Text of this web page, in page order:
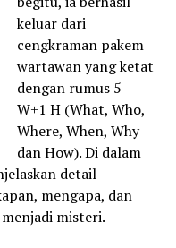
keluar dari
cengkraman pakem
wartawan yang ketat
dengan rumus 5
W+1 H (What, Who,
Where, When, Why
dan How). Di dalam
detail
mengapa, dan
misteri.